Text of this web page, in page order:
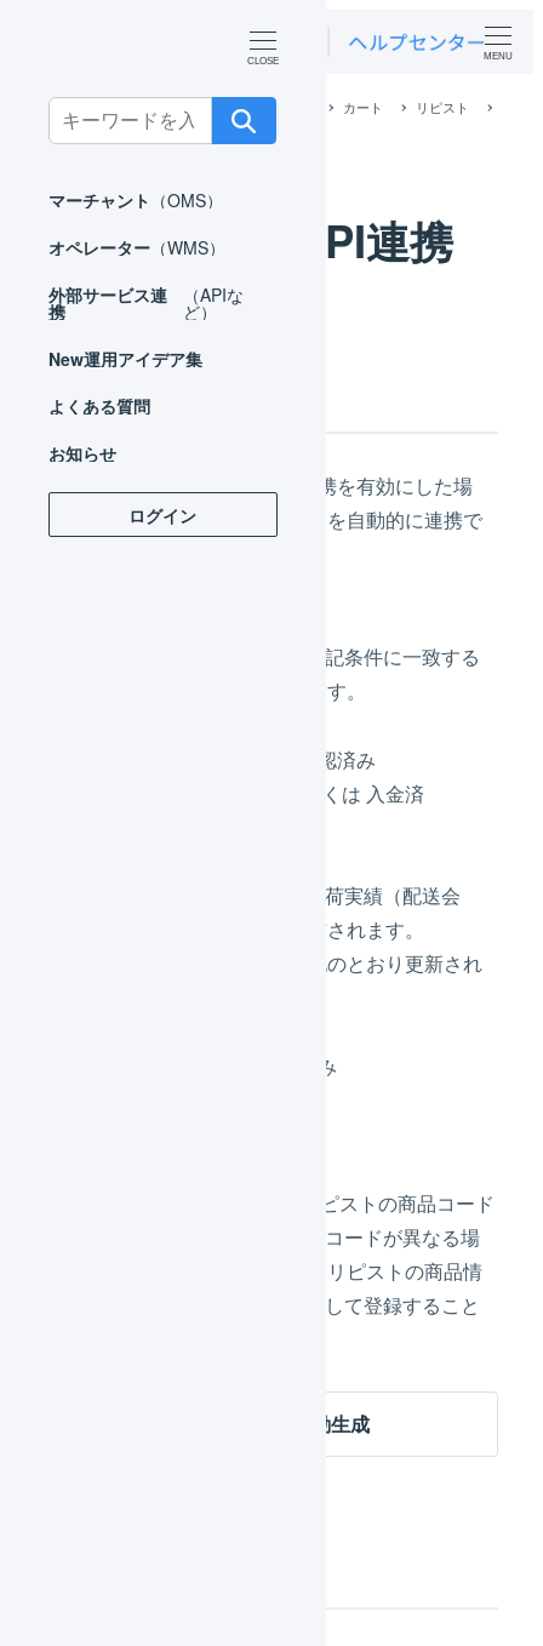
Search
for:
マーチャント （OMS）
オペレーター （WMS）
外部サービス連
携
（APIな
ど）
New運用アイデア集
よくある質問
お知らせ
ログイン
MENU
外部サービス連携（APIなど） カート
リピスト
リピスト API連携
リピスト API連携
連携の概要
LOGILESSとリピストのAPI連携を有効にした場
合、その設定に応じて次の項目を自動的に連携で
リピストからLOGILESSへ、下記条件に一致する
受注情報が自動で取り込まれます。
出荷ステータス：出荷確認済み
対応状況：新規受付 もしくは 入金済
LOGILESSからリピストへ、出荷実績（配送会
社、送り状番号）が自動で送信されます。
リピスト側のステータスは下記のとおり更新され
出荷ステータス：出荷済み
リピストのAPIを使用して、リピストの商品コード
とLOGILESSに登録された商品コードが異なる場
合の紐づけを行います。また、リピストの商品情
報をLOGILESSの商品マスタとして登録すること
リピスト 商品対応表の自動生成